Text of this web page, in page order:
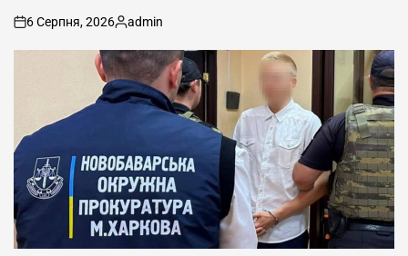
on
6 Серпня, 2026
Опубліковано
admin